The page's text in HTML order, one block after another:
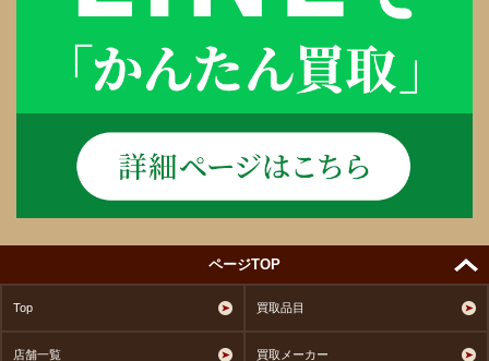
ページTOP
Top 買取品目
店舗一覧 買取メーカー